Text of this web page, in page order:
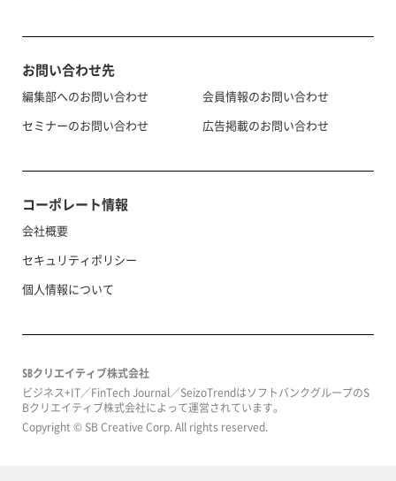
お問い合わせ先
編集部へのお問い合わせ
セミナーのお問い合わせ
会員情報のお問い合わせ
広告掲載のお問い合わせ
コーポレート情報
会社概要
セキュリティポリシー
個人情報について
SBクリエイティブ株式会社
ビジネス+IT／FinTech Journal／SeizoTrendはソフトバンクグループのS
Bクリエイティブ株式会社によって運営されています。
Copyright © SB Creative Corp. All rights reserved.